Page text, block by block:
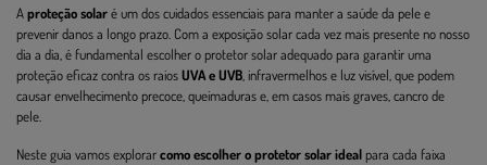
Aproteção solaré um dos cuidados essenciais para manter a saúde da pele e
prevenir danos a longo prazo. Com a exposição solar cada vez mais presente no nosso
dia a dia, é fundamental escolher o protetor solar adequado para garantir uma
proteção eficaz contra os raiosUVA e UVB , infravermelhos e luz visível, que podem
causar envelhecimento precoce, queimaduras e, em casos mais graves, cancro de
pele.
Neste guia vamos explorarcomo escolher o protetor solar idealpara cada faixa